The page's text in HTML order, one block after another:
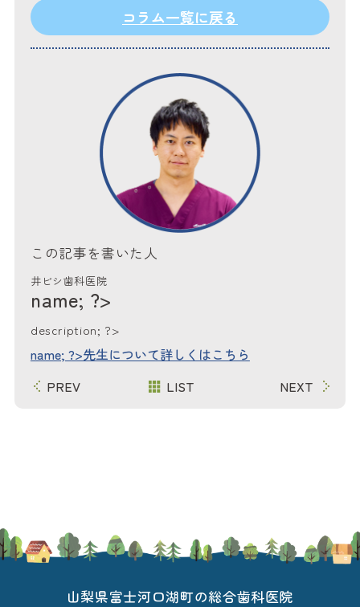
コラム一覧に戻る
この記事を書いた人
井ビシ歯科医院
name; ?>
description; ?>
name; ?>先生について詳しくはこちら
PREV
LIST NEXT
山梨県富士河口湖町の総合歯科医院